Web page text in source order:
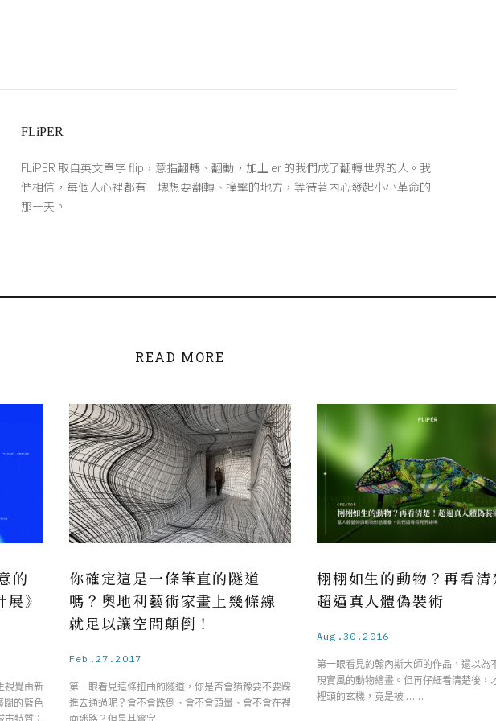
FLiPER
FLiPER 取自英文單字 flip，意指翻轉、翻動，加上 er 的我們成了翻轉世界的人。我
們相信，每個人心裡都有一塊想要翻轉、撞擊的地方，等待著內心發起小小革命的
那一天。
READ MORE
的
》
視覺由新
闊的藍色
你確定這是一條筆直的隧道
嗎？奧地利藝術家畫上幾條線
就足以讓空間顛倒！
Feb.27.2017
第一眼看見這條扭曲的隧道，你是否會猶豫要不要踩
進去通過呢？會不會跌倒、會不會頭暈、會不會在裡
栩栩如生的動物？再看清
超逼真人體偽裝術
Aug.30.2016
第一眼看見約翰內斯大師的作品，還以為
現實風的動物繪畫。但再仔細看清楚後，
裡頭的玄機，竟是被 ……